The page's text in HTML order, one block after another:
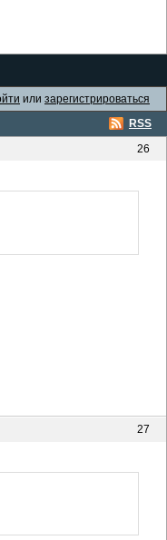
или зарегистрироваться
RSS
26
27